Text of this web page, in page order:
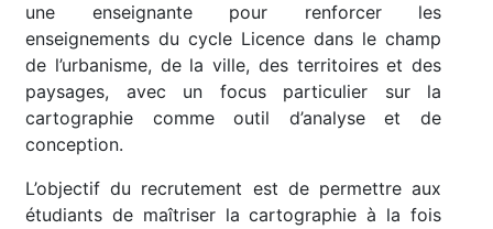
une enseignante pour renforcer les
enseignements du cycle Licence dans le champ
de l’urbanisme, de la ville, des territoires et des
paysages, avec un focus particulier sur la
cartographie comme outil d’analyse et de
conception.
L’objectif du recrutement est de permettre aux
étudiants de maîtriser la cartographie à la fois